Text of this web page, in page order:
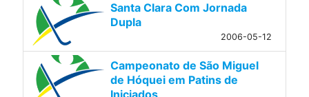
Santa Clara Com Jornada
Dupla
2006-05-12
Campeonato de São Miguel
de Hóquei em Patins de